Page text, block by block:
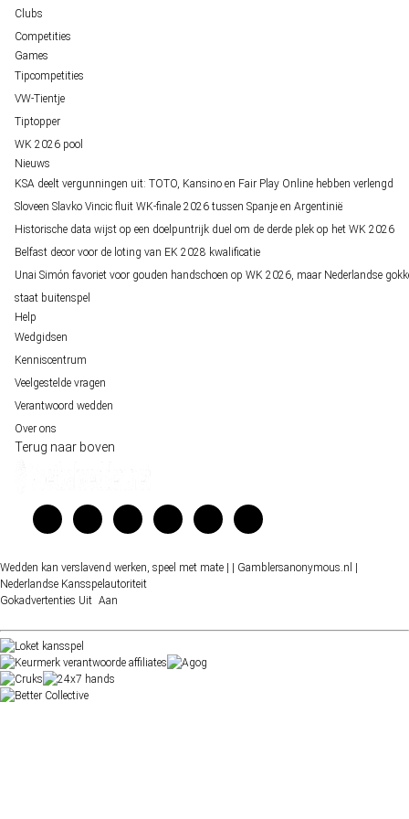
Clubs
Competities
Games
Tipcompetities
VW-Tientje
Tiptopper
WK 2026 pool
Nieuws
KSA deelt vergunningen uit: TOTO, Kansino en Fair Play Online hebben verlengd
Sloveen Slavko Vincic fluit WK-finale 2026 tussen Spanje en Argentinië
Historische data wijst op een doelpuntrijk duel om de derde plek op het WK 2026
Belfast decor voor de loting van EK 2028 kwalificatie
Unai Simón favoriet voor gouden handschoen op WK 2026, maar Nederlandse
staat buitenspel
Help
Wedgidsen
Kenniscentrum
Veelgestelde vragen
Verantwoord wedden
Over ons
Terug naar boven
Wedden kan verslavend werken, speel met mate | | Gamblersanonymous.nl |
Nederlandse Kansspelautoriteit
Gokadvertenties Uit Aan